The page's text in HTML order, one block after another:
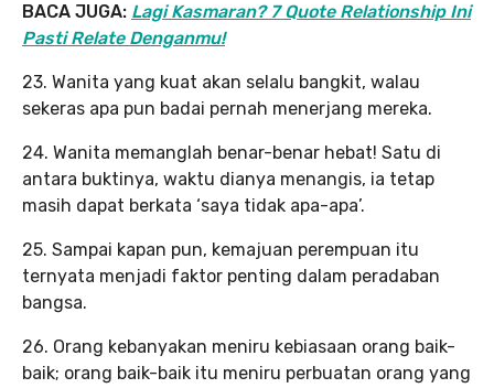
BACA JUGA: Lagi Kasmaran? 7 Quote Relationship Ini
Pasti Relate Denganmu!
23. Wanita yang kuat akan selalu bangkit, walau
sekeras apa pun badai pernah menerjang mereka.
24. Wanita memanglah benar-benar hebat! Satu di
antara buktinya, waktu dianya menangis, ia tetap
masih dapat berkata ‘saya tidak apa-apa’.
25. Sampai kapan pun, kemajuan perempuan itu
ternyata menjadi faktor penting dalam peradaban
bangsa.
26. Orang kebanyakan meniru kebiasaan orang baik-
baik; orang baik-baik itu meniru perbuatan orang yang